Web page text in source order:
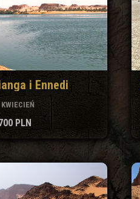
i Ennedi
PLN